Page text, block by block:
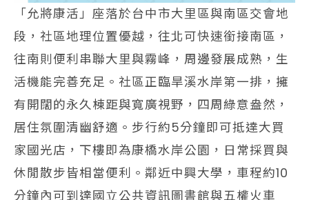
「允將康活」座落於台中市大里區與南區交會地
段，社區地理位置優越，往北可快速銜接南區，
往南則便利串聯大里與霧峰，周邊發展成熟，生
活機能完善充足。社區正臨旱溪水岸第一排，擁
有開闊的永久棟距與寬廣視野，四周綠意盎然，
居住氛圍清幽舒適。步行約5分鐘即可抵達大買
家國光店，下樓即為康橋水岸公園，日常採買與
休閒散步皆相當便利。鄰近中興大學，車程約10
分鐘內可到達國立公共資訊圖書館與五權火車